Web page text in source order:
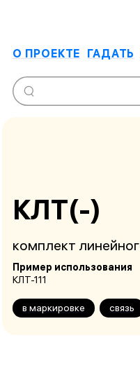
О ПРОЕКТЕ ГАДАТЬ
КЛТ(-)
комплект
Пример использования
КЛТ-111
в маркировке связь